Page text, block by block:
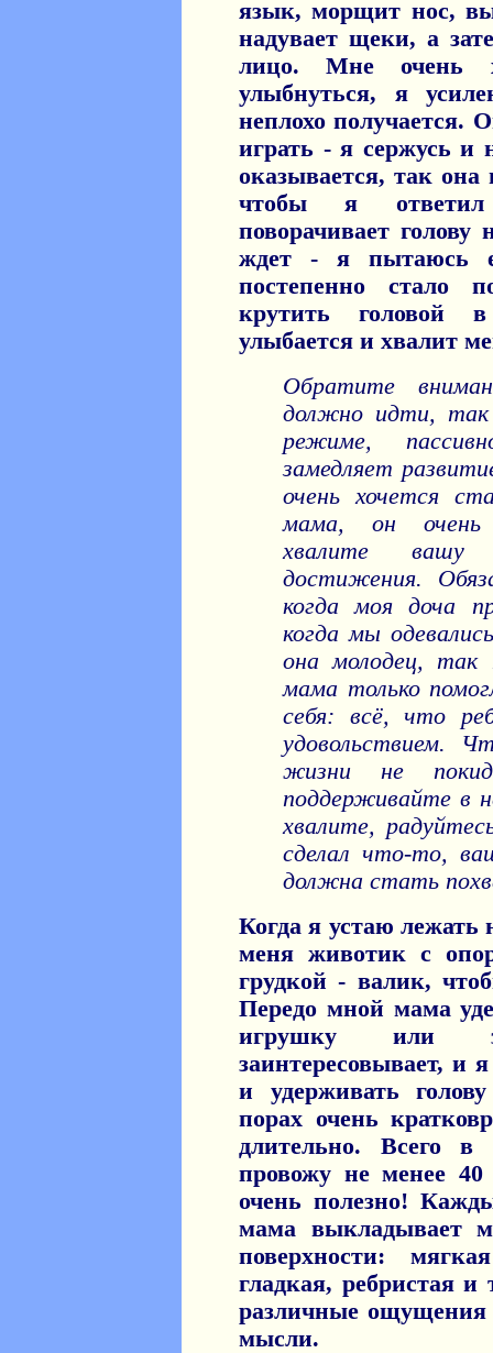
язык, морщит нос,
надувает щеки, а
лицо. Мне очень
улыбнуться, я
неплохо получается.
играть - я сержусь и
оказывается, так она
чтобы я
поворачивает
ждет - я пытаюсь
постепенно стало
крутить головой
улыбается и хвалит
Обратите
должно идти, так
режиме,
замедляет
очень хочется
мама, он очень
хвалите
достижения.
когда моя доча
когда мы
она молодец, так
мама только
себя: всё, что
удовольствием.
жизни не
поддерживайте в
хвалите,
сделал что-то,
должна стать
Когда я устаю лежать
меня животик с
грудкой - валик,
Передо мной мама
игрушку или
заинтересовывает, и
и удерживать
порах очень
длительно. Всего
провожу не менее
очень полезно!
мама выкладывает
поверхности:
гладкая, ребристая
различные ощущения
мысли.